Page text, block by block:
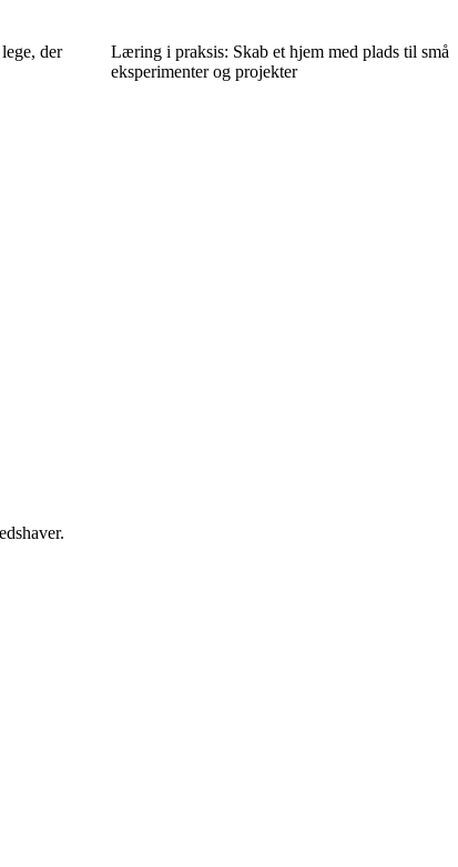
der
Læring i praksis: Skab et hjem med plads til små
eksperimenter og projekter